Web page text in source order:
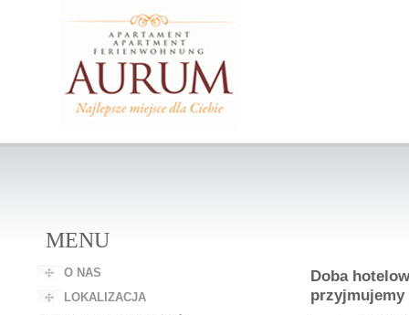
MENU
O NAS
LOKALIZACJA
Doba
przyjmujemy